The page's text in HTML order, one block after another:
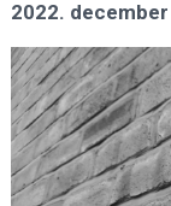
2022. december